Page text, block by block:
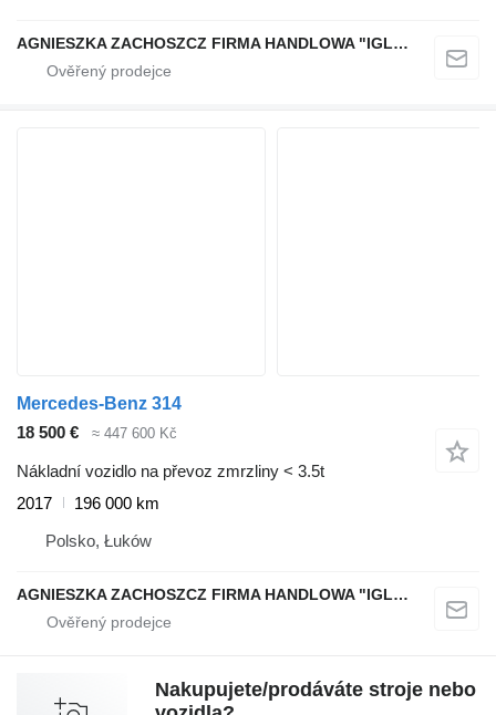
AGNIESZKA ZACHOSZCZ FIRMA HANDLOWA "IGLOIMPEX"
Mercedes-Benz 314
18 500 €
≈ 447 600 Kč
Nákladní vozidlo na převoz zmrzliny < 3.5t
2017
196 000 km
Polsko, Łuków
AGNIESZKA ZACHOSZCZ FIRMA HANDLOWA "IGLOIMPEX"
Nakupujete/prodáváte stroje nebo